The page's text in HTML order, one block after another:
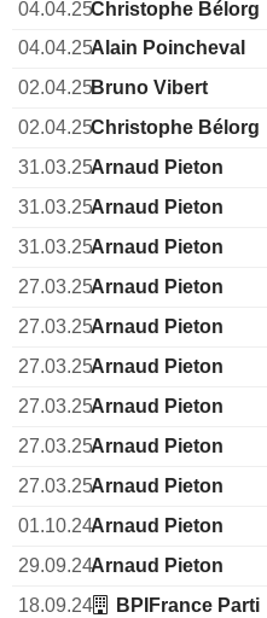
04.04.25Christophe
04.04.25Alain Poincheval
02.04.25Bruno Vibert
02.04.25Christophe
31.03.25Arnaud Pieton
31.03.25Arnaud Pieton
31.03.25Arnaud Pieton
27.03.25Arnaud Pieton
27.03.25Arnaud Pieton
27.03.25Arnaud Pieton
27.03.25Arnaud Pieton
27.03.25Arnaud Pieton
27.03.25Arnaud Pieton
01.10.24Arnaud Pieton
29.09.24Arnaud Pieton
18.09.24
BPIFrance